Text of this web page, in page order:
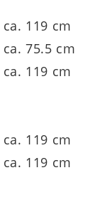
ca. 119 cm
ca. 75.5 cm
ca. 119 cm
ca. 119 cm
ca. 119 cm